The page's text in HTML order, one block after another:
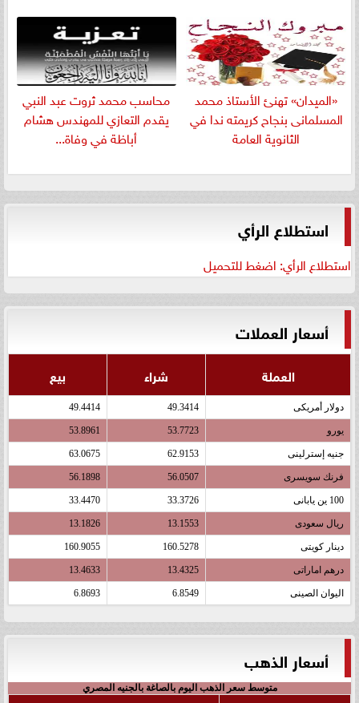
«الميدان» تهنئ الأستاذ محمد
المسلمانى بنجاح كريمته ندا في
الثانوية العامة
​محاسب محمد ثروت عبد النبي
يقدم التعازي للمهندس هشام
أباظة في وفاة...
استطلاع الرأي
استطلاع الرأي: اضغط للتحميل
أسعار العملات
العملة شراء بيع
دولار أمريكى 49.3414
49.4414
يورو 53.7723
53.8961
جنيه إسترلينى 62.9153
63.0675
فرنك سويسرى 56.0507
56.1898
100 ين يابانى 33.3726
33.4470
ريال سعودى 13.1553
13.1826
دينار كويتى 160.5278
160.9055
درهم اماراتى 13.4325
13.4633
اليوان الصينى 6.8549
6.8693
أسعار الذهب
متوسط سعر الذهب اليوم بالصاغة بالجنيه المصري